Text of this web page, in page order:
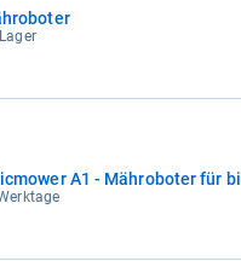
A1 - Mähroboter für